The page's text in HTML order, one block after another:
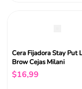
Cera Fijadora Stay Put
Brow Cejas Milani
$16,99